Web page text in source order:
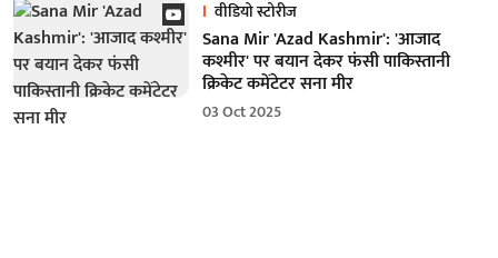
वीडियो स्टोरीज
Sana Mir 'Azad Kashmir': 'आजाद
कश्मीर' पर बयान देकर फंसी पाकिस्तानी
क्रिकेट कमेंटेटर सना मीर
03 Oct 2025